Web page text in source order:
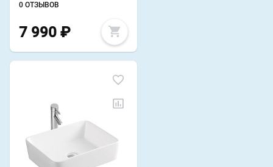
0 ОТЗЫВОВ
7 990 ₽